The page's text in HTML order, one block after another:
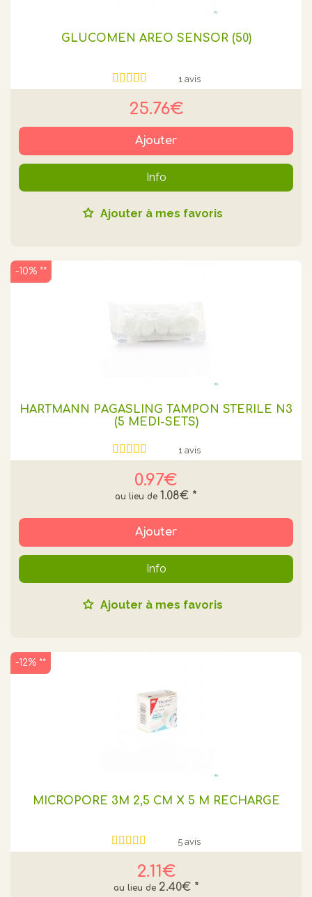
GLUCOMEN AREO SENSOR (50)
1 avis
25.76€
Ajouter
Info
Ajouter à mes favoris
HARTMANN PAGASLING TAMPON STERILE N3
(5 MEDI-SETS)
1 avis
0.97€
1.08€ *
-10% **
Ajouter
Info
Ajouter à mes favoris
MICROPORE 3M 2,5 CM X 5 M RECHARGE
5 avis
2.11€
2.40€ *
-12% **